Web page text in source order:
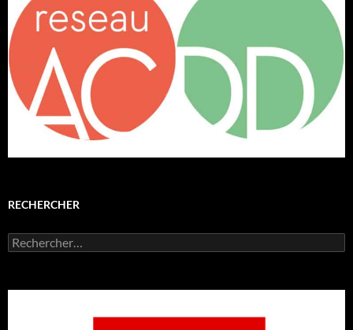
RECHERCHER
Rechercher :